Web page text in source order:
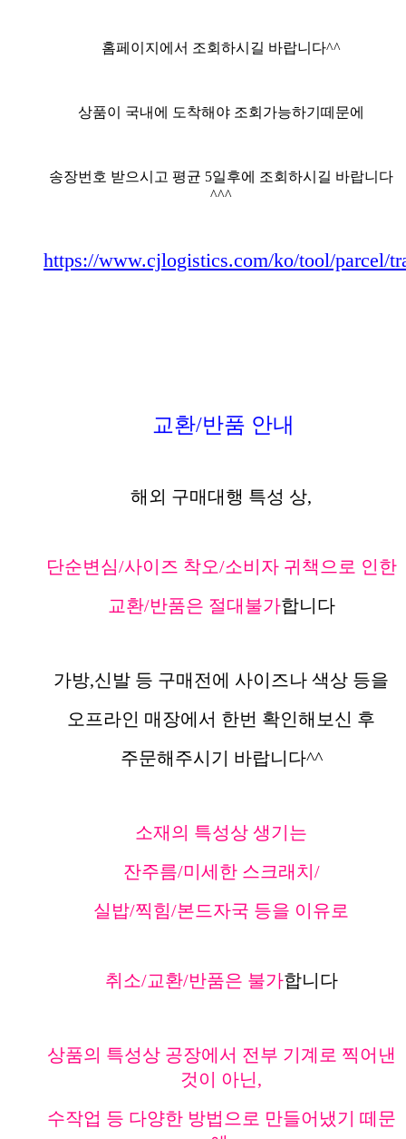
홈페이지에서 조회하시길 바랍니다^^
상품이 국내에 도착해야 조회가능하기떼문에
송장번호 받으시고 평균 5일후에 조회하시길 바랍니다
^^^
https://www.cjlogistics.com/ko/tool/parcel/
교환/반품 안내
해외 구매대행 특성 상,
단순변심/사이즈 착오/소비자 귀책으로 인한
교환/반품은 절대불가합니다
가방,신발 등 구매전에 사이즈나 색상 등을
오프라인 매장에서 한번 확인해보신 후
주문해주시기 바랍니다^^
소재의 특성상 생기는
잔주름/미세한 스크래치/
실밥/찍힘/본드자국 등을 이유로
취소/교환/반품은 불가합니다
상품의 특성상 공장에서 전부 기계로 찍어낸
것이 아닌,
수작업 등 다양한 방법으로 만들어냈기 떼문